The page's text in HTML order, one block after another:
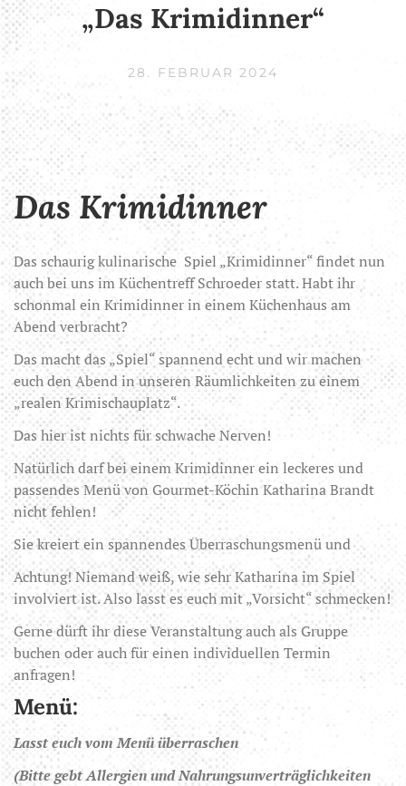
„Das Krimidinner“
28. FEBRUAR 2024
Das Krimidinner
Das schaurig kulinarische Spiel „Krimidinner“ findet nun
auch bei uns im Küchentreff Schroeder statt. Habt ihr
schonmal ein Krimidinner in einem Küchenhaus am
Abend verbracht?
Das macht das „Spiel“ spannend echt und wir machen
euch den Abend in unseren Räumlichkeiten zu einem
„realen Krimischauplatz“.
Das hier ist nichts für schwache Nerven!
Natürlich darf bei einem Krimidinner ein leckeres und
passendes Menü von Gourmet-Köchin Katharina Brandt
nicht fehlen!
Sie kreiert ein spannendes Überraschungsmenü und
Achtung! Niemand weiß, wie sehr Katharina im Spiel
involviert ist. Also lasst es euch mit „Vorsicht“ schmecken!
Gerne dürft ihr diese Veranstaltung auch als Gruppe
buchen oder auch für einen individuellen Termin
anfragen!
Menü:
Lasst euch vom Menü überraschen
(Bitte gebt Allergien und Nahrungsunverträglichkeiten